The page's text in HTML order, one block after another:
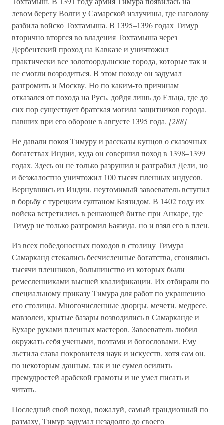
левом берегу Волги у Самарской излучины, где наголову
разбила войско Тохтамыша. В 1395–1396 годах Тимур
вторично вторгся во владения Тохтамыша через
Дербентский проход на Кавказе и уничтожил
практически все золотоордынские города, которые так и
не смогли возродиться. В этом походе он задумал
разгромить и Москву. Но по каким-то причинам
отказался от похода на Русь, дойдя лишь до Ельца, где до
сих пор существует братская могила защитников города,
павших при его обороне в августе 1395 года. [288]
Не давали покоя Тимуру и рассказы купцов о сказочных
богатствах Индии, куда он совершил поход в 1398–1399
годах. Здесь он не только разрушил и разграбил Дели, но
и безжалостно уничтожил 100 тысяч пленных индусов.
Вернувшись из Индии, неутомимый завоеватель вступил
в борьбу с турецким султаном Баязидом. В 1402 году их
войска встретились в решающей битве при Анкаре, где
Тимур не только разгромил Баязида, но и взял его в плен.
Из всех победоносных походов в столицу Тимура
Самарканд стекались бесчисленные богатства, сгонялись
тысячи пленников, большинство из которых были
ремесленниками высшей квалификации. Их отбирали по
специальному приказу Тимура для работ по украшению
его столицы. Многочисленные дворцы, мечети, медресе,
мавзолеи, крытые базары возводились в Самарканде и
Бухаре руками пленных мастеров. Завоеватель любил
окружать себя учеными, поэтами и богословами. Ему
льстила слава покровителя наук и искусств, хотя сам он,
по некоторым данным, так и не сумел осилить
премудростей арабской грамоты и не умел писать и
читать.
Последний свой поход, пожалуй, самый грандиозный по
размаху, Тимур задумал незадолго до своего